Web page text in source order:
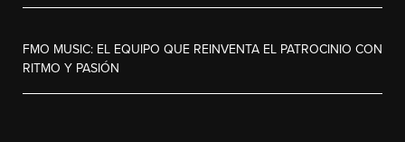
FMO MUSIC: EL EQUIPO QUE REINVENTA EL PATROCINIO CON
RITMO Y PASIÓN